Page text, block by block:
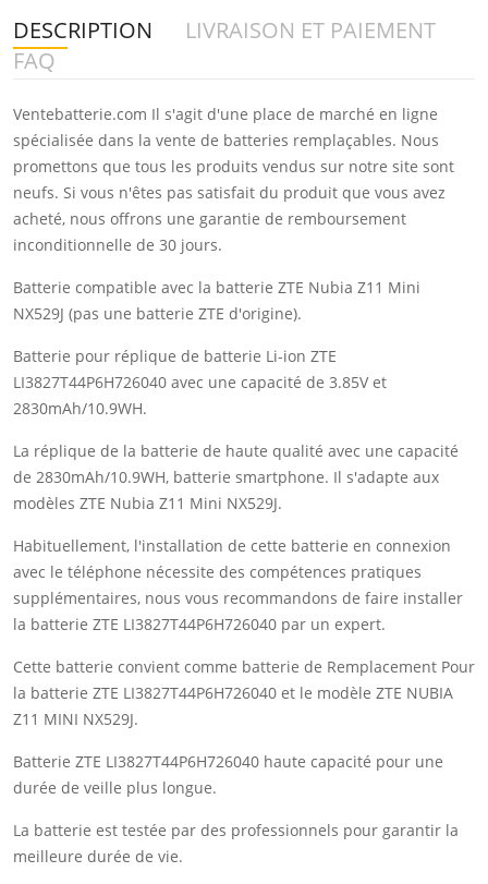
DESCRIPTION
LIVRAISON ET PAIEMENT
FAQ
Ventebatterie.com Il s'agit d'une place de marché en ligne
spécialisée dans la vente de batteries remplaçables. Nous
promettons que tous les produits vendus sur notre site sont
neufs. Si vous n'êtes pas satisfait du produit que vous avez
acheté, nous offrons une garantie de remboursement
inconditionnelle de 30 jours.
Batterie compatible avec la batterie ZTE Nubia Z11 Mini
NX529J (pas une batterie ZTE d'origine).
Batterie pour réplique de batterie Li-ion ZTE
LI3827T44P6H726040 avec une capacité de 3.85V et
2830mAh/10.9WH.
La réplique de la batterie de haute qualité avec une capacité
de 2830mAh/10.9WH, batterie smartphone. Il s'adapte aux
modèles ZTE Nubia Z11 Mini NX529J.
Habituellement, l'installation de cette batterie en connexion
avec le téléphone nécessite des compétences pratiques
supplémentaires, nous vous recommandons de faire installer
la batterie ZTE LI3827T44P6H726040 par un expert.
Cette batterie convient comme batterie de Remplacement Pour
la batterie ZTE LI3827T44P6H726040 et le modèle ZTE NUBIA
Z11 MINI NX529J.
Batterie ZTE LI3827T44P6H726040 haute capacité pour une
durée de veille plus longue.
La batterie est testée par des professionnels pour garantir la
meilleure durée de vie.